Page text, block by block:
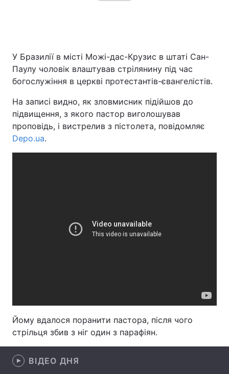
Головна Війна
Україна
Інциденти
Лонгріди
Відео з Youtube Статті
У Бразилії в місті Можі-дас-Крузис в штаті Сан-
Паулу чоловік влаштував стрілянину під час
богослужіння в церкві протестантів-євангелістів.
На записі видно, як зловмисник підійшов до
підвищення, з якого пастор виголошував
проповідь, і вистрелив з пістолета, повідомляє
Depo.ua.
Йому вдалося поранити пастора, після чого
стрільця збив з ніг один з парафіян.
ВІДЕО ДНЯ